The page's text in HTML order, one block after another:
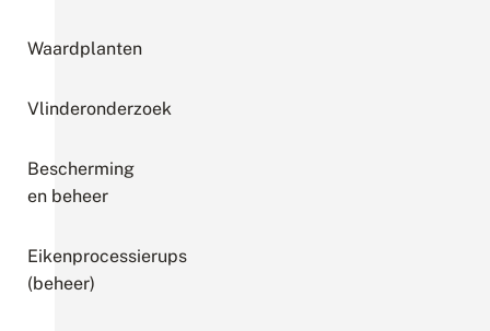
Waardplanten
Vlinderonderzoek
Bescherming
en beheer
Eikenprocessierups
(beheer)